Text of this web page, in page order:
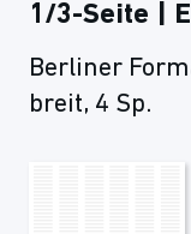
1/3-Seite |
Berliner
breit, 4 Sp.